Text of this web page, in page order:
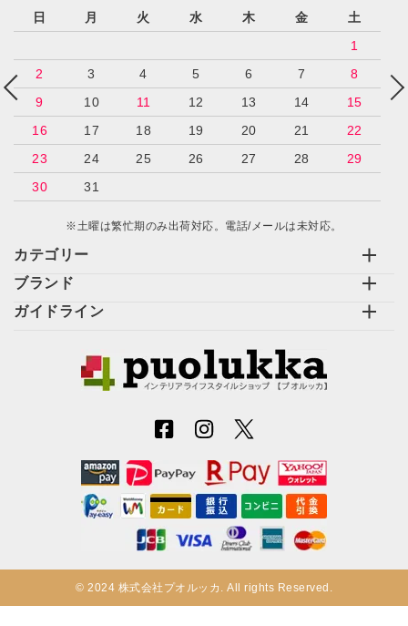
カテゴリー
ブランド
ガイドライン
日
月 火 水 木 金
土
1
2
3 4 5 6 7
8
9
10 11 12 13 14
15
16
17 18 19 20 21
22
23
24 25 26 27 28
29
30
31
※土曜は繁忙期のみ出荷対応。電話/メールは未対応。
© 2024 株式会社プオルッカ. All rights Reserved.